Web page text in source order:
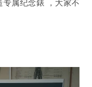
专属纪念錶 ，大家不